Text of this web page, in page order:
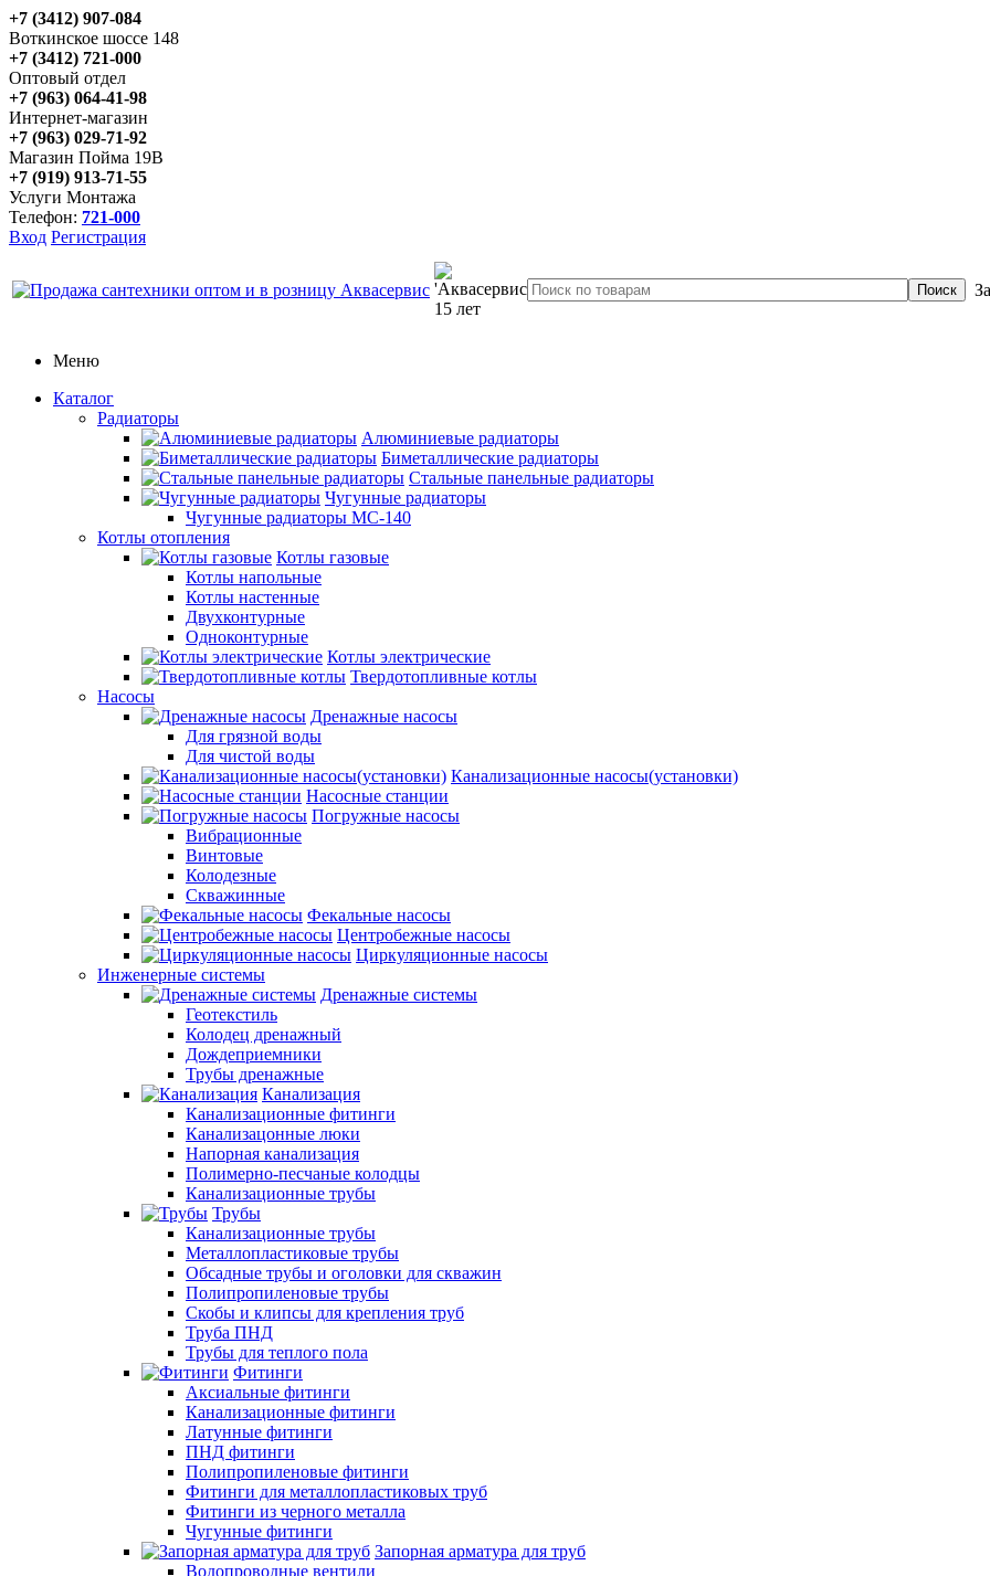
+7 (3412) 907-084
Воткинское шоссе 148
+7 (3412) 721-000
Оптовый отдел
+7 (963) 064-41-98
Интернет-магазин
+7 (963) 029-71-92
Магазин Пойма 19В
+7 (919) 913-71-55
Услуги Монтажа
Телефон: 721-000
Вход Регистрация
Меню
Каталог
Радиаторы
Алюминиевые радиаторы
Биметаллические радиаторы
Стальные панельные радиаторы
Чугунные радиаторы
Чугунные радиаторы МС-140
Котлы отопления
Котлы газовые
Котлы напольные
Котлы настенные
Двухконтурные
Одноконтурные
Котлы электрические
Твердотопливные котлы
Насосы
Дренажные насосы
Для грязной воды
Для чистой воды
Канализационные насосы(установки)
Насосные станции
Погружные насосы
Вибрационные
Винтовые
Колодезные
Скважинные
Фекальные насосы
Центробежные насосы
Циркуляционные насосы
Инженерные системы
Дренажные системы
Геотекстиль
Колодец дренажный
Дождеприемники
Трубы дренажные
Канализация
Канализационные фитинги
Канализацонные люки
Напорная канализация
Полимерно-песчаные колодцы
Канализационные трубы
Трубы
Канализационные трубы
Металлопластиковые трубы
Обсадные трубы и оголовки для скважин
Полипропиленовые трубы
Скобы и клипсы для крепления труб
Труба ПНД
Трубы для теплого пола
Фитинги
Аксиальные фитинги
Канализационные фитинги
Латунные фитинги
ПНД фитинги
Полипропиленовые фитинги
Фитинги для металлопластиковых труб
Фитинги из черного металла
Чугунные фитинги
Запорная арматура для труб
Водопроводные вентили